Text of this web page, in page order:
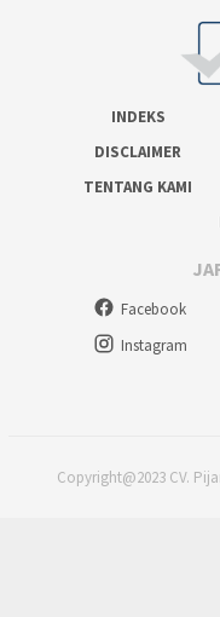
INDEKS
DISCLAIMER
TENTANG KAMI
Facebook
Instagram
Copyright@2023 CV.